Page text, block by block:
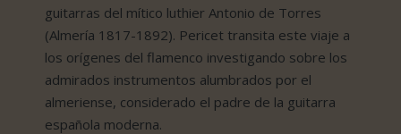
guitarras del mítico luthier Antonio de Torres
(Almería 1817-1892). Pericet transita este viaje a
los orígenes del flamenco investigando sobre los
admirados instrumentos alumbrados por el
almeriense, considerado el padre de la guitarra
española moderna.